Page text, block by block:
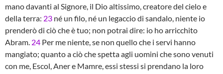
mano davanti al Signore, il Dio altissimo, creatore del cielo e
della terra: 23 né un filo, né un legaccio di sandalo, niente io
prenderò di ciò che è tuo; non potrai dire: io ho arricchito
Abram. 24 Per me niente, se non quello che i servi hanno
mangiato; quanto a ciò che spetta agli uomini che sono venuti
con me, Escol, Aner e Mamre, essi stessi si prendano la loro